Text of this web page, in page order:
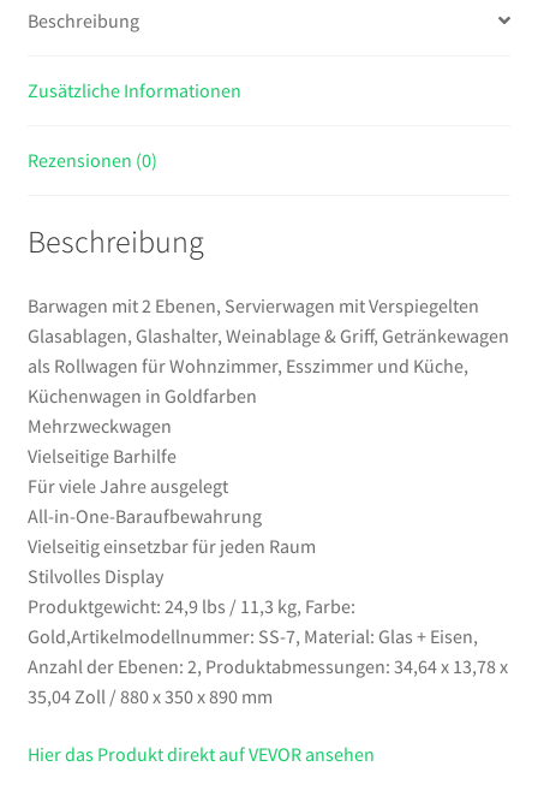
Weinablage
Griff,
als
Wohnzimmer,
und
Küche,
Küchenwagen
in
Goldfarben
Menge
Beschreibung
Zusätzliche Informationen
Rezensionen (0)
Beschreibung
Barwagen mit 2 Ebenen, Servierwagen mit Verspiegelten
Glasablagen, Glashalter, Weinablage & Griff, Getränkewagen
als Rollwagen für Wohnzimmer, Esszimmer und Küche,
Küchenwagen in Goldfarben
Mehrzweckwagen
Vielseitige Barhilfe
Für viele Jahre ausgelegt
All-in-One-Baraufbewahrung
Vielseitig einsetzbar für jeden Raum
Stilvolles Display
Produktgewicht: 24,9 lbs / 11,3 kg, Farbe:
Gold,Artikelmodellnummer: SS-7, Material: Glas + Eisen,
Anzahl der Ebenen: 2, Produktabmessungen: 34,64 x 13,78 x
35,04 Zoll / 880 x 350 x 890 mm
Hier das Produkt direkt auf VEVOR ansehen